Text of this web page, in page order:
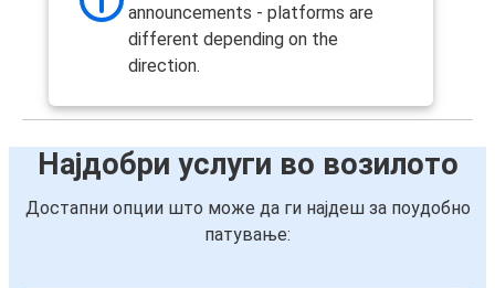
announcements - platforms are
different depending on the
direction.
Најдобри услуги во возилото
Достапни опции што може да ги најдеш за поудобно
патување: